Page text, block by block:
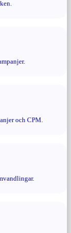
och CPM.